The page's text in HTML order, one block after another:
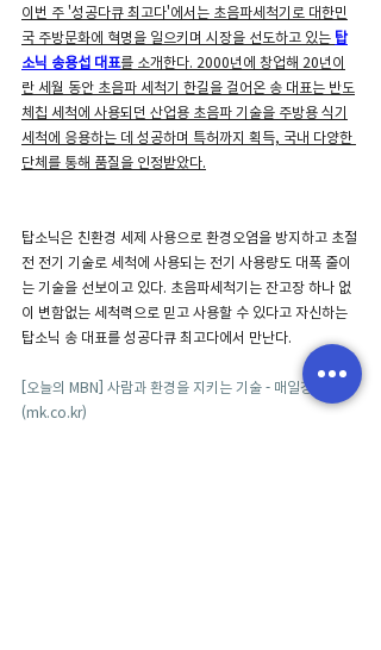
이번 주 '성공다큐 최고다'에서는 초음파세척기로 대한민
국 주방문화에 혁명을 일으키며 시장을 선도하고 있는 탑
소닉 송용섭 대표를 소개한다. 2000년에 창업해 20년이
란 세월 동안 초음파 세척기 한길을 걸어온 송 대표는 반도
체칩 세척에 사용되던 산업용 초음파 기술을 주방용 식기
세척에 응용하는 데 성공하며 특허까지 획득, 국내 다양한
단체를 통해 품질을 인정받았다.
탑소닉은 친환경 세제 사용으로 환경오염을 방지하고 초절
전 전기 기술로 세척에 사용되는 전기 사용량도 대폭 줄이
는 기술을 선보이고 있다. 초음파세척기는 잔고장 하나 없
이 변함없는 세척력으로 믿고 사용할 수 있다고 자신하는
탑소닉 송 대표를 성공다큐 최고다에서 만난다.
[오늘의 MBN] 사람과 환경을 지키는 기술 - 매일경제
(mk.co.kr)